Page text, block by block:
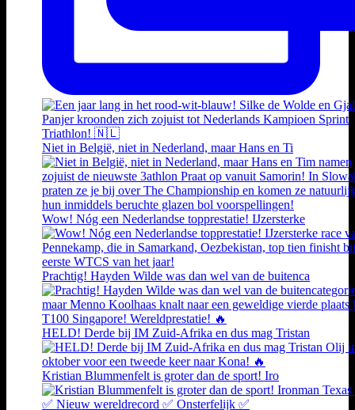
Niet in België, niet in Nederland, maar Hans en Ti
Wow! Nóg een Nederlandse topprestatie! IJzersterke
Prachtig! Hayden Wilde was dan wel van de buitenca
HELD! Derde bij IM Zuid-Afrika en dus mag Tristan
Kristian Blummenfelt is groter dan de sport! Iro